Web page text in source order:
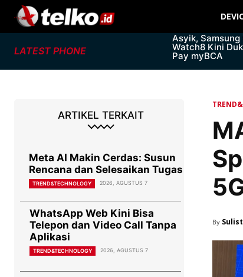
LATEST PHONE
Asyik, Samsung
Watch8 Kini
Pay myBCA
ARTIKEL TERKAIT
Meta AI Makin Cerdas: Susun
Rencana dan Selesaikan Tugas
TREND&TECHNOLOGY 2026, AGUSTUS 7
WhatsApp Web Kini Bisa
Telepon dan Video Call Tanpa
Aplikasi
TREND&TECHNOLOGY 2026, AGUSTUS 7
By